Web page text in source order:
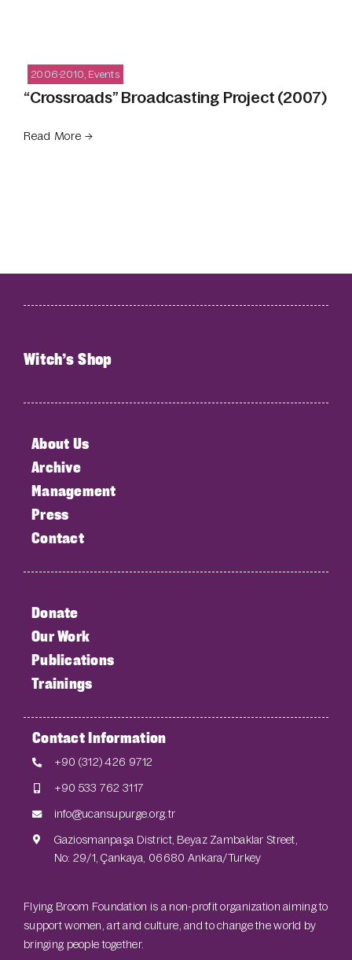
2006-2010 Events
“Crossroads” Broadcasting Project (2007)
Read More →
Witch’s Shop
About Us
Archive
Management
Press
Contact
Donate
Our Work
Publications
Trainings
Contact Information
+90 (312) 426 9712
+90 533 762 3117
info@ucansupurge.org.tr
Gaziosmanpaşa District, Beyaz Zambaklar Street,
No: 29/1, Çankaya, 06680 Ankara/Turkey
Flying Broom Foundation is a non-profit organization aiming to
support women, art and culture, and to change the world by
bringing people together.